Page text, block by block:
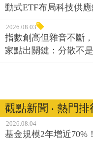
動式ETF布局科技供
2026.08.03
指數創高但雜音不斷
家點出關鍵：分散不
觀點新聞 ‧ 熱門排
2026.08.04
基金規模2年增近70%